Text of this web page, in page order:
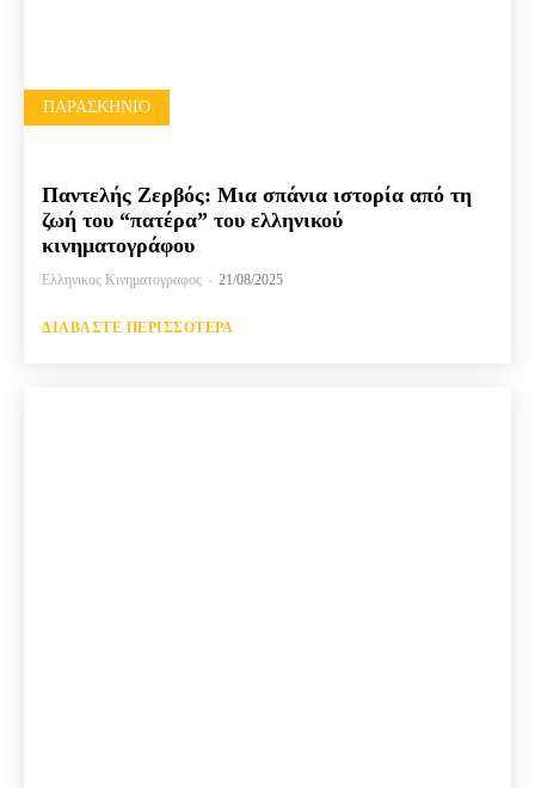
ΠΑΡΑΣΚΉΝΙΟ
Παντελής Ζερβός: Μια σπάνια ιστορία από τη
ζωή του “πατέρα” του ελληνικού
κινηματογράφου
Ελληνικος Κινηματογραφος - 21/08/2025
ΔΙΑΒΆΣΤΕ ΠΕΡΙΣΣΌΤΕΡΑ